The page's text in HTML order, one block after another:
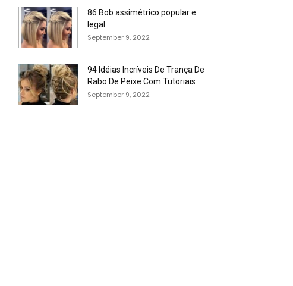
86 Bob assimétrico popular e
legal
September 9, 2022
94 Idéias Incríveis De Trança De
Rabo De Peixe Com Tutoriais
September 9, 2022